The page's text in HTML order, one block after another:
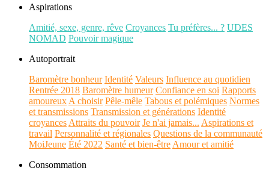
Aspirations
Amitié, sexe, genre, rêve Croyances Tu préfères... ? UDES
NOMAD Pouvoir magique
Autoportrait
Baromètre bonheur Identité Valeurs Influence au quotidien
Rentrée 2018 Baromètre humeur Confiance en soi Rapports
amoureux A choisir Pêle-mêle Tabous et polémiques Normes
et transmissions Transmission et générations Identité
croyances Attraits du pouvoir Je n'ai jamais... Aspirations et
travail Personnalité et régionales Questions de la communauté
MoiJeune Été 2022 Santé et bien-être Amour et amitié
Consommation